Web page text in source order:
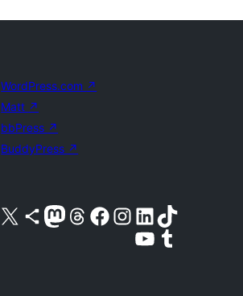
WordPress.com ↗
Matt ↗
bbPress ↗
BuddyPress ↗
Bezoek ons X (voorheen Twitter) account
Bezoek ons Bluesky account
Bezoek ons Mastodon account
Bezoek ons Threads account
Onze Facebook pagina bezoeken
Bezoek ons Instagram account
Bezoek ons LinkedIn account
Bezoek ons TikTok account
Bezoek ons YouTube kanaalBezoek ons Tumblr account